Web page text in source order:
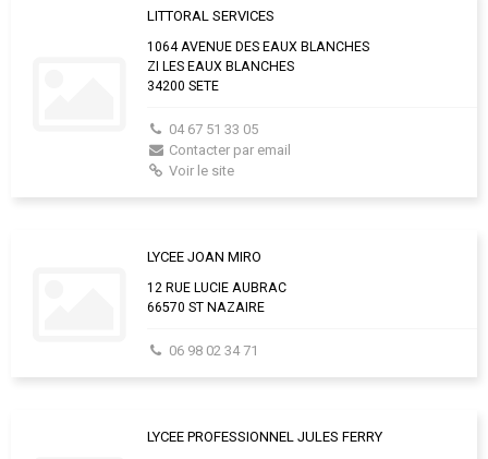
LITTORAL SERVICES
1064 AVENUE DES EAUX BLANCHES
ZI LES EAUX BLANCHES
34200 SETE
04 67 51 33 05
Contacter par email
Voir le site
LYCEE JOAN MIRO
12 RUE LUCIE AUBRAC
66570 ST NAZAIRE
06 98 02 34 71
LYCEE PROFESSIONNEL JULES FERRY